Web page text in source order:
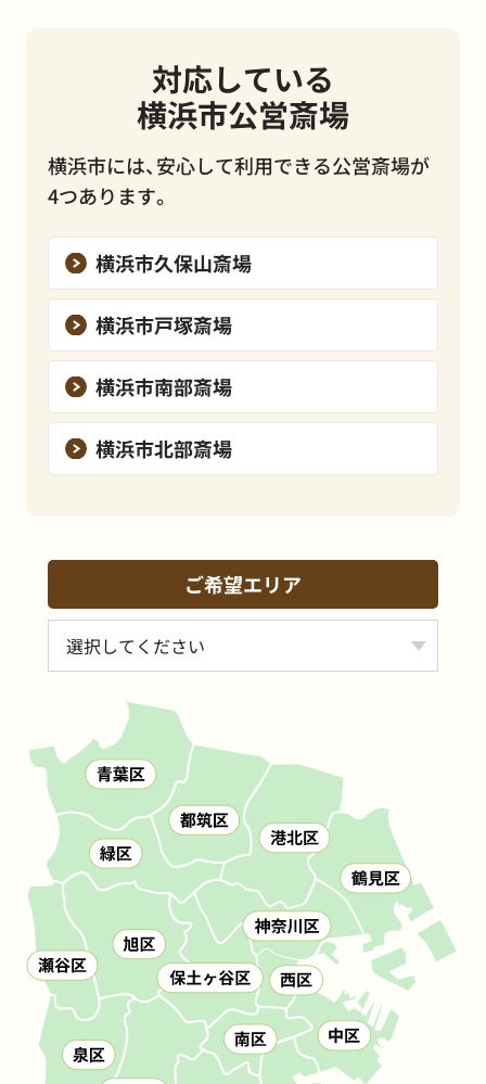
対応している
横浜市公営斎場
横浜市には、安心して利用できる公営斎場が
4つあります。
横浜市久保山斎場
横浜市戸塚斎場
横浜市南部斎場
横浜市北部斎場
ご希望エリア